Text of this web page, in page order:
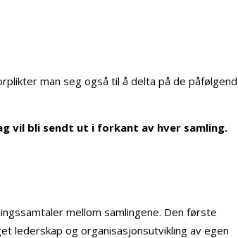
man seg også til å delta på de
vil bli sendt ut i forkant av hver samling.
mellom samlingene. Den første
lederskap og organisasjonsutvikling av egen